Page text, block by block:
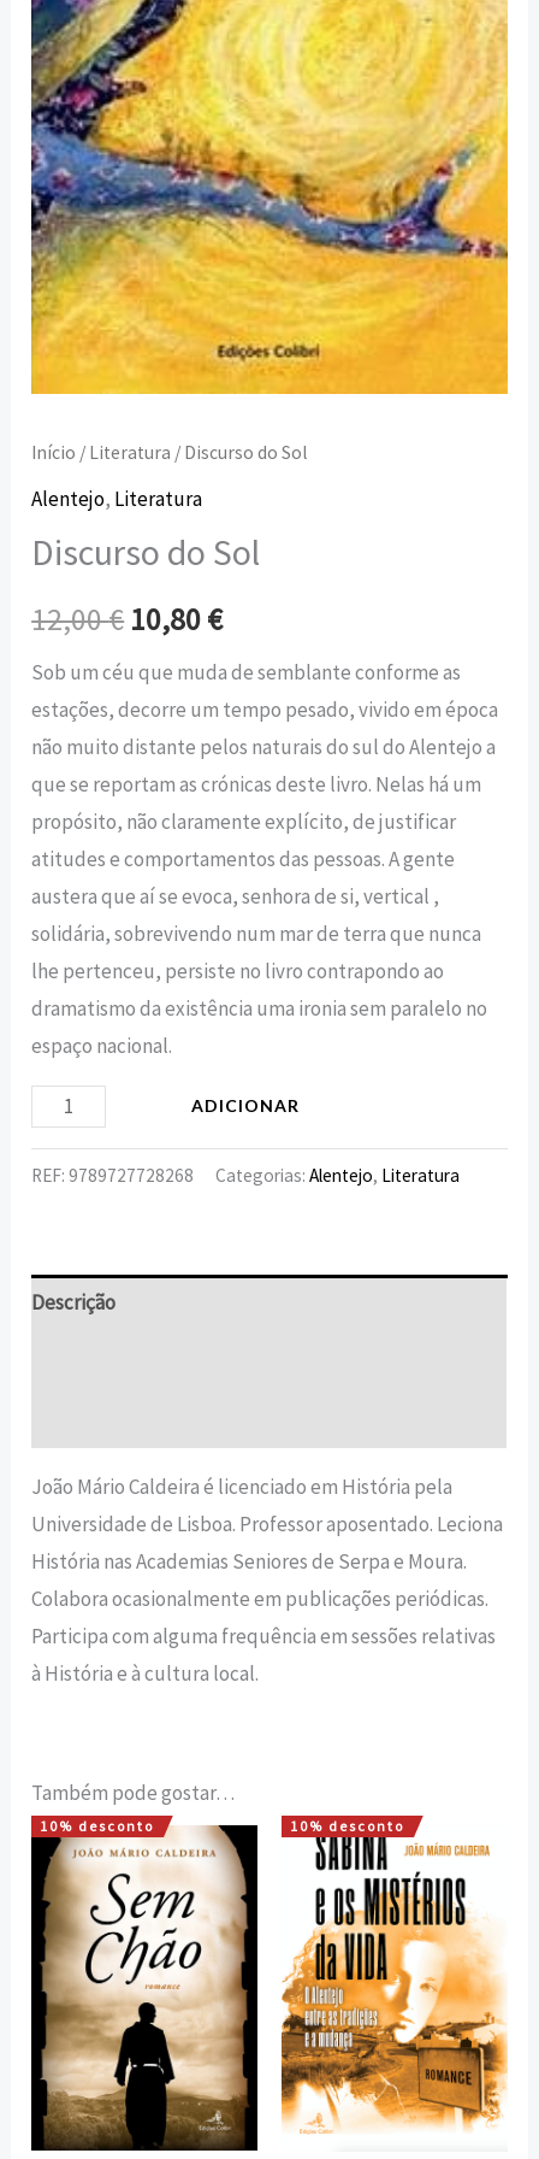
Início / Literatura / Discurso do Sol
Alentejo, Literatura
Discurso do Sol
12,00€ 10,80€
Sob um céu que muda de semblante conforme as
estações, decorre um tempo pesado, vivido em época
não muito distante pelos naturais do sul do Alentejo a
que se reportam as crónicas deste livro. Nelas há um
propósito, não claramente explícito, de justificar
atitudes e comportamentos das pessoas. A gente
austera que aí se evoca, senhora de si, vertical ,
solidária, sobrevivendo num mar de terra que nunca
lhe pertenceu, persiste no livro contrapondo ao
dramatismo da existência uma ironia sem paralelo no
espaço nacional.
ADICIONAR
REF:9789727728268 Categorias:Alentejo, Literatura
Descrição
João Mário Caldeira é licenciado em História pela
Universidade de Lisboa. Professor aposentado. Leciona
História nas Academias Seniores de Serpa e Moura.
Colabora ocasionalmente em publicações periódicas.
Participa com alguma frequência em sessões relativas
à História e à cultura local.
Também pode gostar…
10% desconto
O
preço
original
era:
16,00 €.
O
preço
atual
é:
14,40 €.
10% desconto
O
preço
original
era:
16,00 €.
O
preço
atual
é:
14,40 €.